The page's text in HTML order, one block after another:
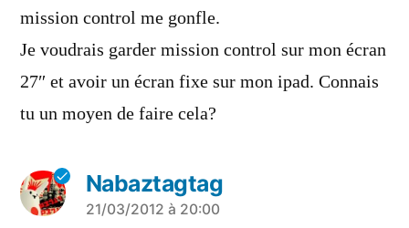
mission control me gonfle.
Je voudrais garder mission control sur mon écran
27″ et avoir un écran fixe sur mon ipad. Connais
tu un moyen de faire cela?
Nabaztagtag
a
21/03/2012 à 20:00